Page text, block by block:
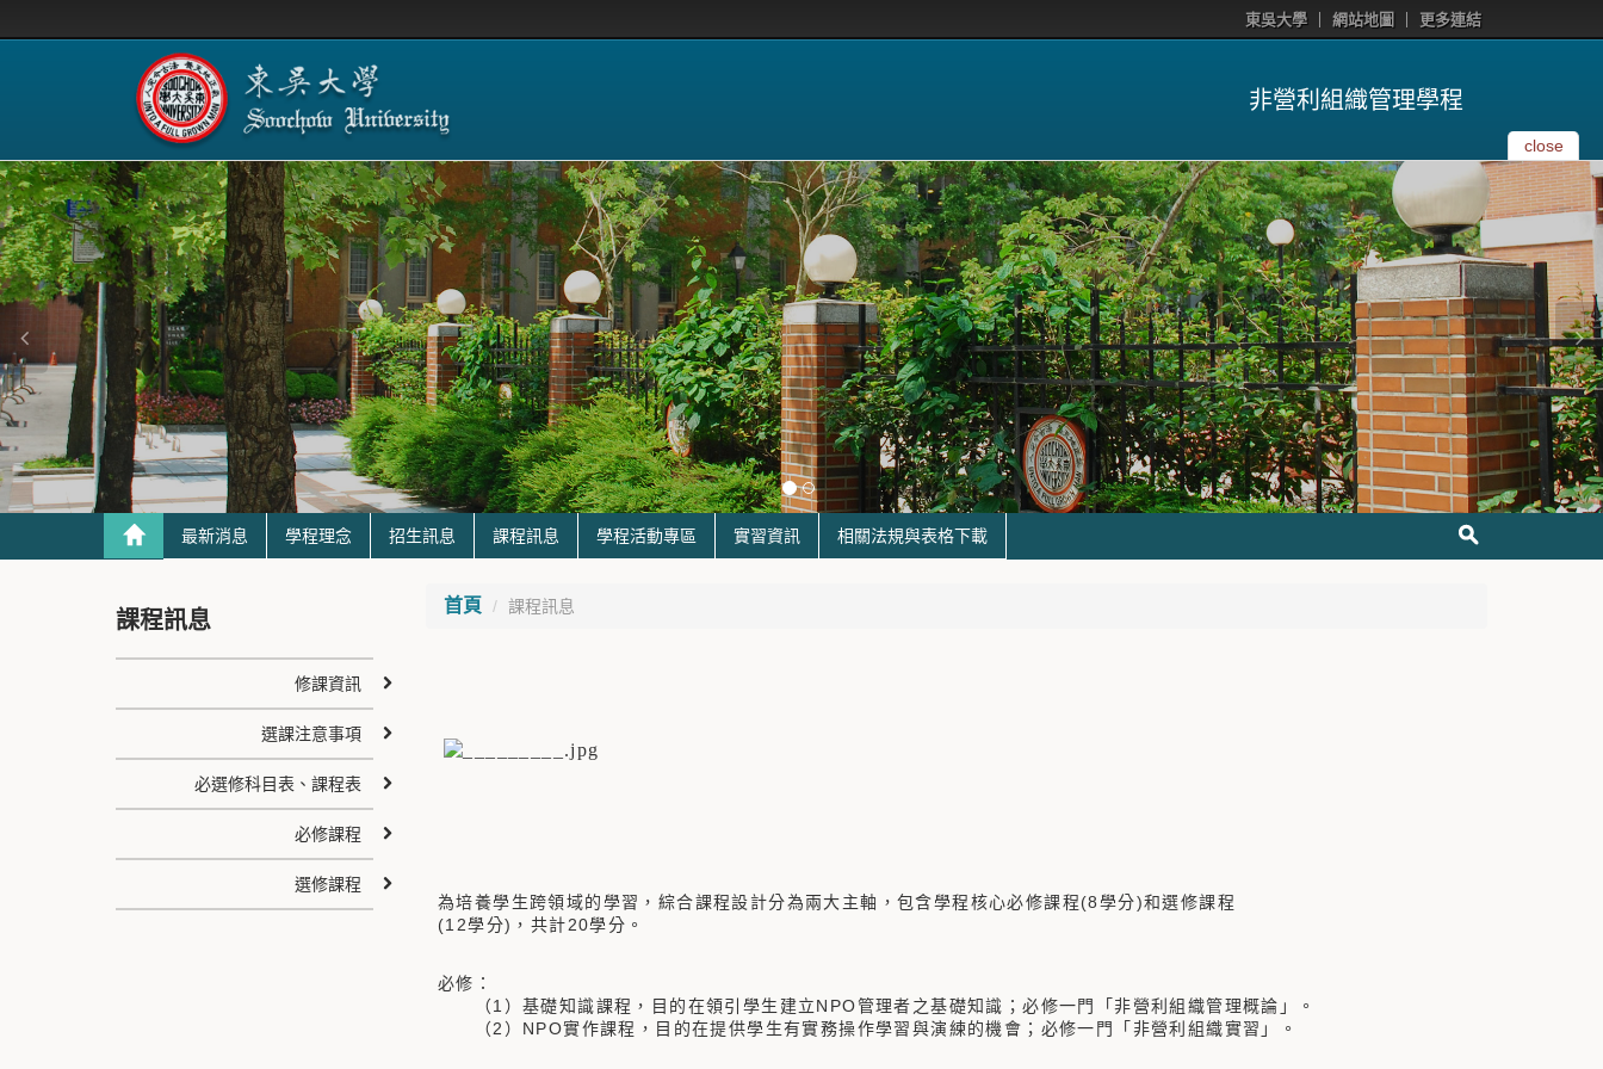
東吳大學 網站地圖 更多連結
非營利組織管理學程
close
最新消息 學程理念 招生訊息 課程訊息 學程活動專區 實習資訊 相關法規與表格下載
首頁 課程訊息
為培養學生跨領域的學習，綜合課程設計分為兩大主軸，包含學程核心必修課程(8學分)和選修課程
(12學分)，共計20學分。
必修：
（1）基礎知識課程，目的在領引學生建立NPO管理者之基礎知識；必修一門「非營利組織管理概論」。
（2）NPO實作課程，目的在提供學生有實務操作學習與演練的機會；必修一門「非營利組織實習」。
課程訊息
修課資訊
選課注意事項
必選修科目表、課程表
必修課程
選修課程